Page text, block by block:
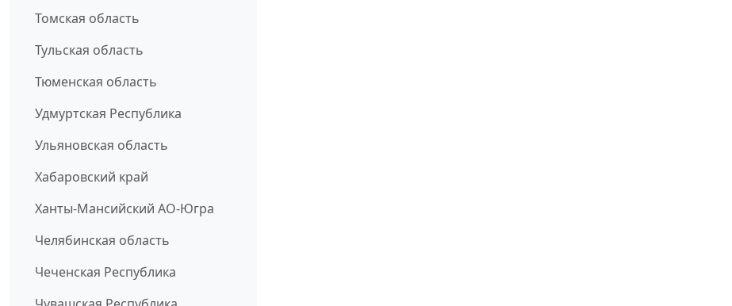
Томская область
Тульская область
Тюменская область
Удмуртская Республика
Ульяновская область
Хабаровский край
Ханты-Мансийский АО-Югра
Челябинская область
Чеченская Республика